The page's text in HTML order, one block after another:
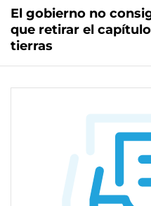
El gobierno no
que retirar el
tierras